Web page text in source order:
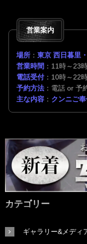
営業案内
場所 ： 東京 西日暮里
営業時間 ：11時～23
電話受付：10時～22
予約方法 ：電話 or 予
主な内容 ： クンニご
カテゴリー
ギャラリー&メディ